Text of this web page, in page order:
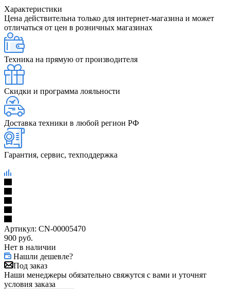
Характеристики
Цена действительна только для интернет-магазина и может
отличаться от цен в розничных магазинах
Техника на прямую от производителя
Скидки и программа лояльности
Доставка техники в любой регион РФ
Гарантия, сервис, техподдержка
Артикул: CN-00005470
900 руб.
Нет в наличии
Нашли дешевле?
Под заказ
Наши менеджеры обязательно свяжутся с вами и уточнят
условия заказа